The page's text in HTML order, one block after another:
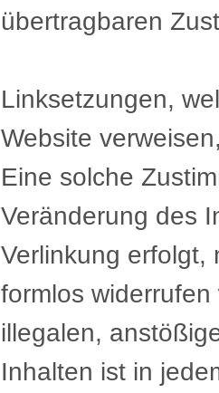
übertragbaren
Linksetzungen,
Website
Eine solche
Veränderung des
Verlinkung erfolgt,
formlos
illegalen,
Inhalten ist in